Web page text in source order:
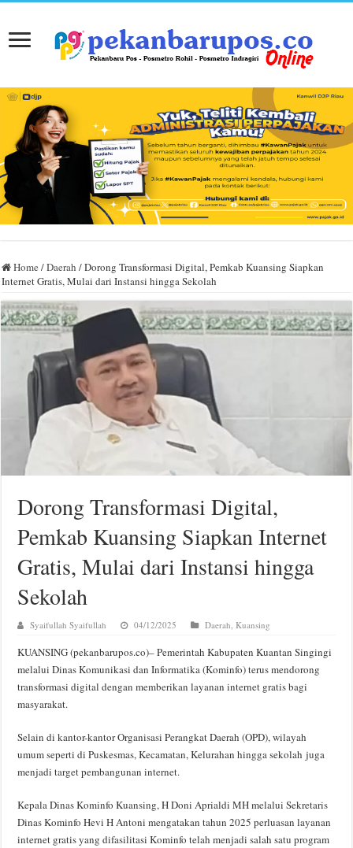
Home /Daerah /Dorong Transformasi Digital, Pemkab Kuansing Siapkan
Internet Gratis, Mulai dari Instansi hingga Sekolah
Dorong Transformasi Digital,
Pemkab Kuansing Siapkan Internet
Gratis, Mulai dari Instansi hingga
Sekolah
Syaifullah Syaifullah 04/12/2025 Daerah, Kuansing
KUANSING (pekanbarupos.co)– Pemerintah Kabupaten Kuantan Singingi
melalui Dinas Komunikasi dan Informatika (Kominfo) terus mendorong
transformasi digital dengan memberikan layanan internet gratis bagi
masyarakat.
Selain di kantor-kantor Organisasi Perangkat Daerah (OPD), wilayah
umum seperti di Puskesmas, Kecamatan, Kelurahan hingga sekolah juga
menjadi target pembangunan internet.
Kepala Dinas Kominfo Kuansing, H Doni Aprialdi MH melalui Sekretaris
Dinas Kominfo Hevi H Antoni mengatakan tahun 2025 perluasan layanan
internet gratis yang difasilitasi Kominfo telah menjadi salah satu program